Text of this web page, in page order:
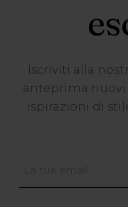
Iscriviti alla
anteprima nuovi
ispirazioni di